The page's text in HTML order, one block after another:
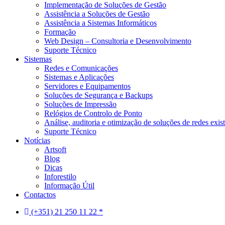
Implementação de Soluções de Gestão
Assistência a Soluções de Gestão
Assistência a Sistemas Informáticos
Formação
Web Design – Consultoria e Desenvolvimento
Suporte Técnico
Sistemas
Redes e Comunicações
Sistemas e Aplicações
Servidores e Equipamentos
Soluções de Segurança e Backups
Soluções de Impressão
Relógios de Controlo de Ponto
Análise, auditoria e otimização de soluções de redes
Suporte Técnico
Notícias
Artsoft
Blog
Dicas
Inforestilo
Informação Útil
Contactos
(+351) 21 250 11 22 *